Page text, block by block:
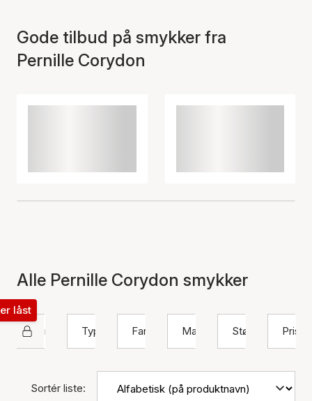
Gode tilbud på smykker fra
Pernille Corydon
Alle Pernille Corydon smykker
Pernille Corydon
låst
Type
Farve Materiale Størrelse Pris
Sortér liste: